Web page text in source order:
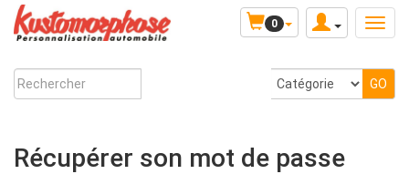
0
Récupérer son mot de passe